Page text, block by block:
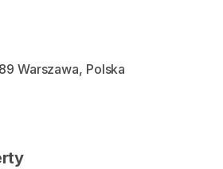
Warszawa, Polska